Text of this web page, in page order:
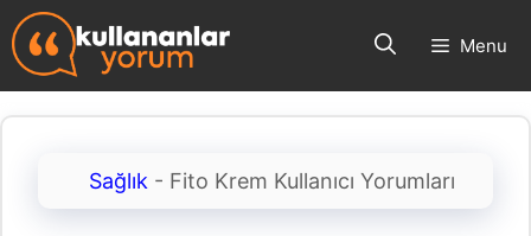
İçeriğe
atla
Menu
Sağlık - Fito Krem Kullanıcı Yorumları